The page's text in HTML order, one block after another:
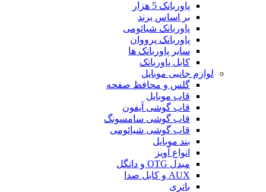
پاوربانک 5 هزار
بر اساس برند
پاوربانک شیائومی
پاوربانک پرووان
سایر پاوربانک ها
کابل پاوربانک
لوازم جانبی موبایل
گلس و محافظ صفحه
قاب موبایل
قاب گوشی آیفون
قاب گوشی سامسونگ
قاب گوشی شیائومی
بند موبایل
انواع آویز
مبدل OTG و دانگل
AUX و کابل صدا
باتری